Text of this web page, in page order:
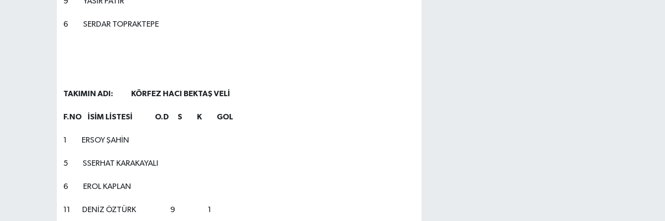
6 SERDAR TOPRAKTEPE
TAKIMIN ADI: KÖRFEZ HACI BEKTAŞ VELİ
F.NO İSİM LİSTESİ O.D S K GOL
1 ERSOY ŞAHİN
5 SSERHAT KARAKAYALI
6 EROL KAPLAN
11 DENİZ ÖZTÜRK 9 1